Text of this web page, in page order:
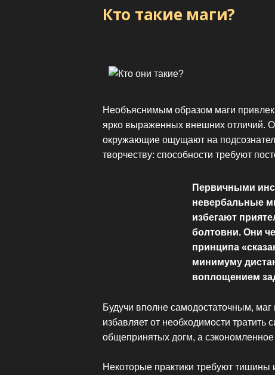
Кто такие маги?
Необъяснимым образом маги
ярко выраженных внешних отличий.
окружающие ощущают на
творчеству: способности требуют
Первичными
невербальные
избегают
болтовни. Они
принципа
минимуму
воплощением
Будучи вполне самодостаточным,
избавляет от необходимости тратить
общепринятых догм, а
Некоторые практики требуют тишины